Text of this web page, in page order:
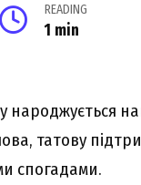
READING
1 min
народжується
татову
спогадами.